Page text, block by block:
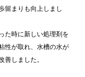
留まりも向上しまし
た時に新しい処理剤を
性が取れ、水槽の水が
善しました。